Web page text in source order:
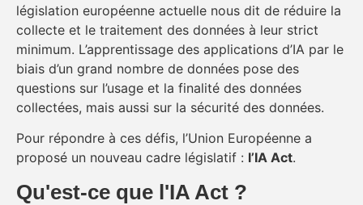
législation européenne actuelle nous dit de réduire la
collecte et le traitement des données à leur strict
minimum. L’apprentissage des applications d’IA par le
biais d’un grand nombre de données pose des
questions sur l’usage et la finalité des données
collectées, mais aussi sur la sécurité des données.
Pour répondre à ces défis, l’Union Européenne a
proposé un nouveau cadre législatif : l’IA Act.
Qu'est-ce que l'IA Act ?